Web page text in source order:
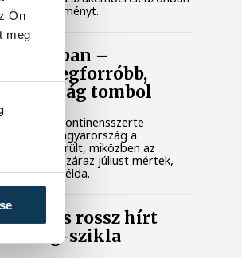
Ön
meg
az eseményt.
–
a legforróbb,
szárazság tombol
Európára, kontinensszerte
hőség. Magyarország a
közé került, miközben az
olyan száraz júliust mértek,
nem volt példa.
és ma is rossz hírt
Ínség-szikla